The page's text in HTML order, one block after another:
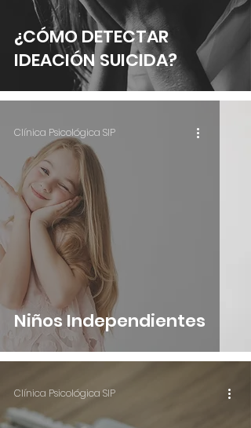
¿CÓMO DETECTAR
IDEACIÓN SUICIDA?
Niños Independientes
Clínica Psicológica SIP
Clínica Psicológica SIP